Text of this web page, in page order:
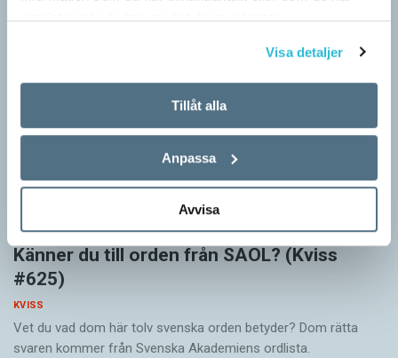
samlat in när du har använt deras tjänster.
Visa detaljer
Tillåt alla
Anpassa
Avvisa
Känner du till orden från SAOL? (Kviss
#625)
KVISS
Vet du vad dom här tolv svenska orden betyder? Dom rätta
svaren kommer från Svenska Akademiens ordlista.